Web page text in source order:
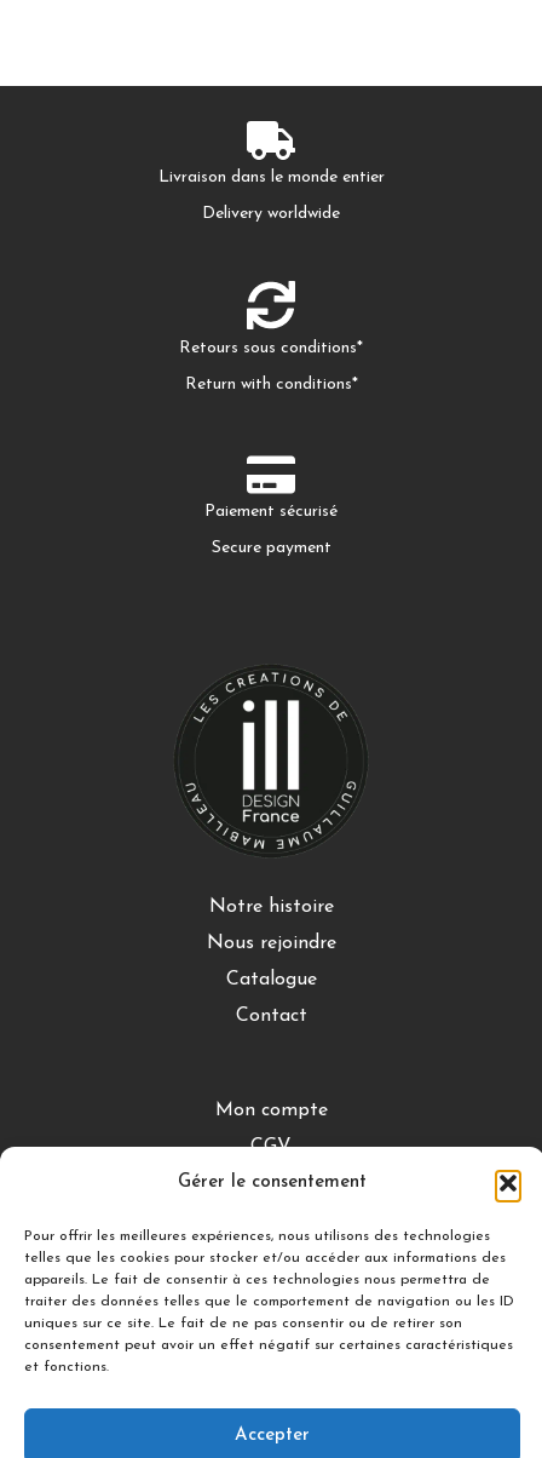
Gérer le consentement
Pour offrir les meilleures expériences, nous utilisons des technologies
telles que les cookies pour stocker et/ou accéder aux informations des
appareils. Le fait de consentir à ces technologies nous permettra de
traiter des données telles que le comportement de navigation ou les ID
uniques sur ce site. Le fait de ne pas consentir ou de retirer son
consentement peut avoir un effet négatif sur certaines caractéristiques
et fonctions.
Accepter
Livraison dans le monde entier
Delivery worldwide
Retours sous conditions*
Return with conditions*
Paiement sécurisé
Secure payment
Notre histoire
Nous rejoindre
Catalogue
Contact
Mon compte
CGV
Mentions légales
DÉCOUVRIR
Nuances Gourmandes